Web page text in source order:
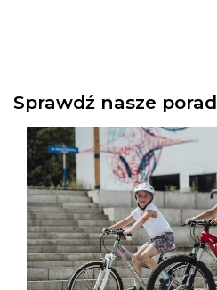
Sprawdź nasze